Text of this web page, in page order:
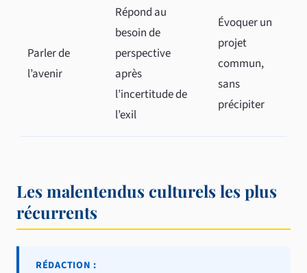
Parler de
l’avenir
Répond au
besoin de
perspective
après
l’incertitude de
l’exil
Évoquer un
projet
commun,
sans
précipiter
Les malentendus culturels les plus
récurrents
RÉDACTION :